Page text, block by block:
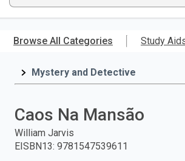
main
ISBN,
Title,
and
press
Browse All Categories Study
Mystery and Detective
Caos Na Mansão
William Jarvis
EISBN13: 9781547539611